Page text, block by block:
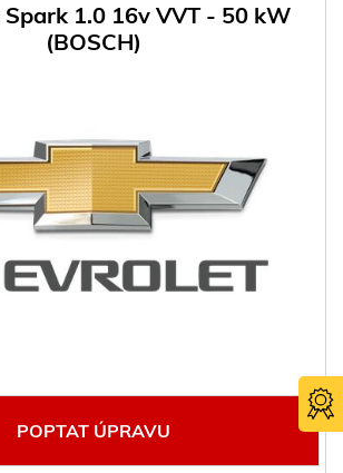
1.0 16v VVT - 50 kW
(BOSCH)
POPTAT ÚPRAVU